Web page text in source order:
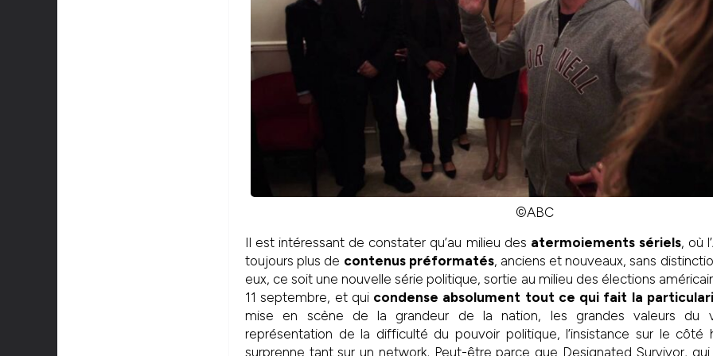
©ABC
Il est intéressant de constater qu’au milieu des atermoiements sériels, où
toujours plus de contenus préformatés, anciens et nouveaux, sans
eux, ce soit une nouvelle série politique, sortie au milieu des élections
11 septembre, et qui condense absolument tout ce qui fait la
mise en scène de la grandeur de la nation, les grandes valeurs du
représentation de la difficulté du pouvoir politique, l’insistance sur le côté
surprenne tant sur un network. Peut-être parce que Designated Survivor,